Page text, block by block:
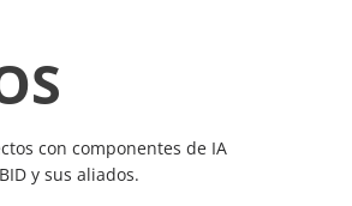
con componentes de IA
y sus aliados.